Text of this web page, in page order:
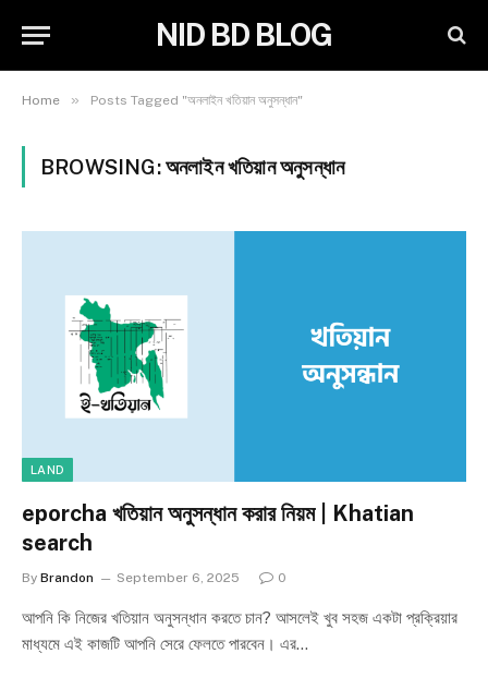
NID BD BLOG
Home » Posts Tagged "অনলাইন খতিয়ান অনুসন্ধান"
BROWSING:অনলাইন খতিয়ান অনুসন্ধান
LAND
eporcha খতিয়ান অনুসন্ধান করার নিয়ম | Khatian
search
By Brandon September 6, 2025 0
আপনি কি নিজের খতিয়ান অনুসন্ধান করতে চান? আসলেই খুব সহজ একটা প্রক্রিয়ার
মাধ্যমে এই কাজটি আপনি সেরে ফেলতে পারবেন। এর…